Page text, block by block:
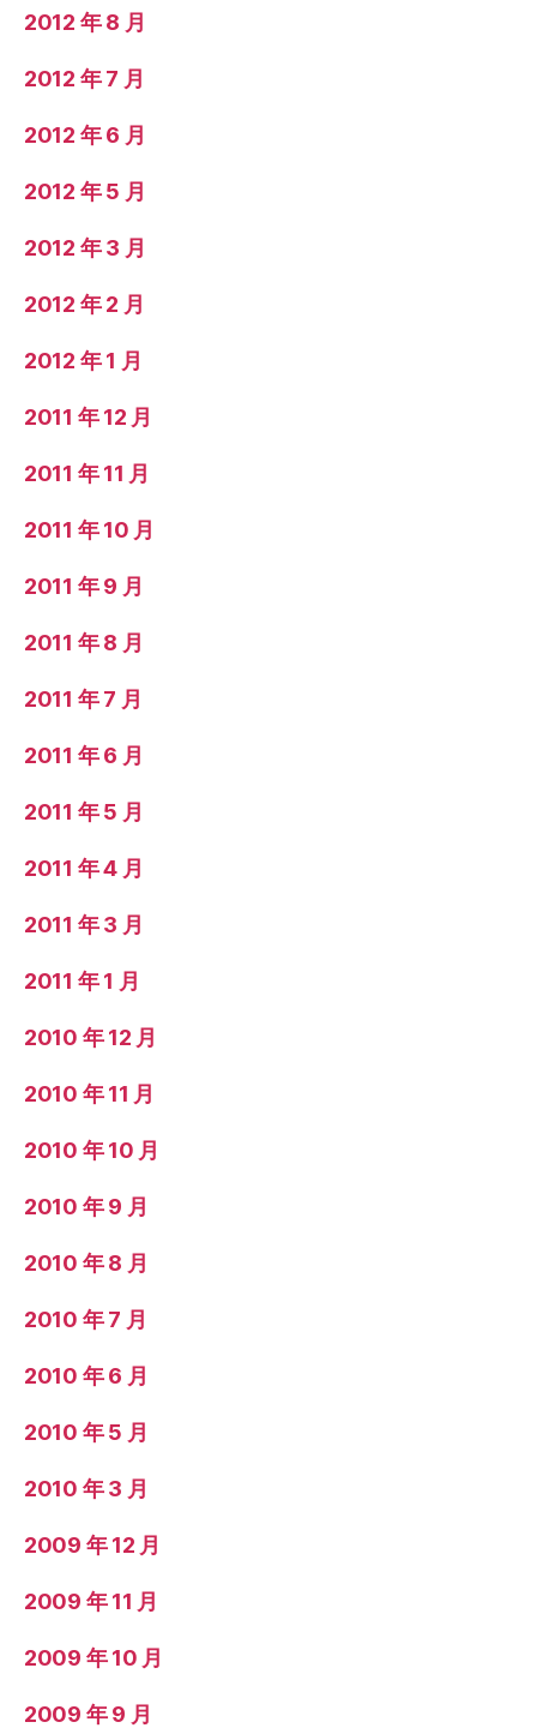
2012 年 8 月
2012 年 7 月
2012 年 6 月
2012 年 5 月
2012 年 3 月
2012 年 2 月
2012 年 1 月
2011 年 12 月
2011 年 11 月
2011 年 10 月
2011 年 9 月
2011 年 8 月
2011 年 7 月
2011 年 6 月
2011 年 5 月
2011 年 4 月
2011 年 3 月
2011 年 1 月
2010 年 12 月
2010 年 11 月
2010 年 10 月
2010 年 9 月
2010 年 8 月
2010 年 7 月
2010 年 6 月
2010 年 5 月
2010 年 3 月
2009 年 12 月
2009 年 11 月
2009 年 10 月
2009 年 9 月